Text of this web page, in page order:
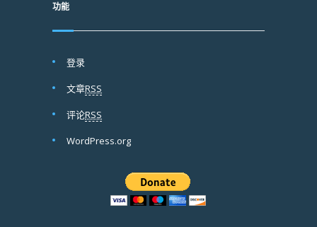
功能
登录
文章RSS
评论RSS
WordPress.org